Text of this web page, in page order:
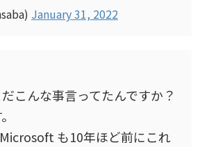
January 31, 2022
こんな事言ってたんですか？
も10年ほど前にこれ